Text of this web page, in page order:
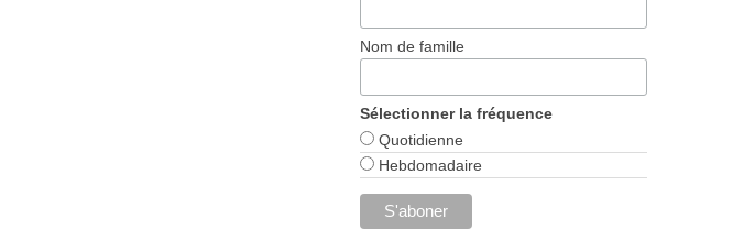
Nom de famille
Sélectionner la fréquence
Quotidienne
Hebdomadaire